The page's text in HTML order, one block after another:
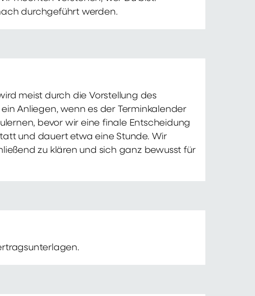
durchgeführt werden.
meist durch die Vorstellung des
Anliegen, wenn es der Terminkalender
bevor wir eine finale Entscheidung
und dauert etwa eine Stunde. Wir
zu klären und sich ganz bewusst für